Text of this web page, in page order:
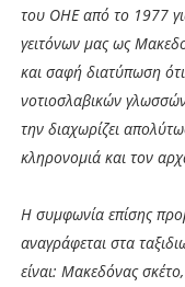
του ΟΗΕ από το 1977
γειτόνων μας ως
και σαφή διατύπωση
νοτιοσλαβικών
την διαχωρίζει
κληρονομιά και τον
Η συμφωνία επίσης
αναγράφεται στα
είναι: Μακεδόνας